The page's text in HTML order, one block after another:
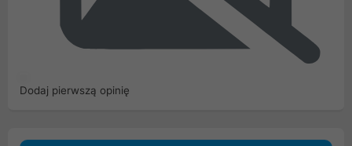
Dodaj pierwszą opinię